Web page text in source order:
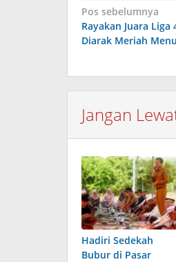
Navigasi
pos
Pos sebelumnya
Rayakan Juara
Diarak Meriah
Jangan
Hadiri Sedekah
Bubur di Pasar